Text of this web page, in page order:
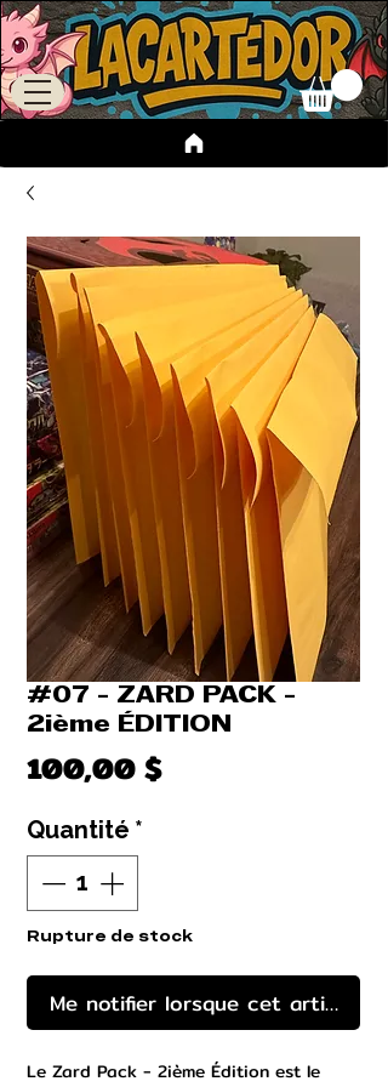
#07 - ZARD PACK -
2ième ÉDITION
100,00 $Prix
Quantité *
Rupture de stock
Me notifier lorsque cet article est
Le Zard Pack - 2ième Édition est le